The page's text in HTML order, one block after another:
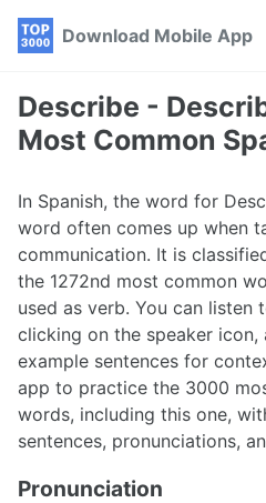
Skip
navigation
Skip
Skip
Download Mobile App
Describe -
Most Common
In Spanish, the word for
word often comes up when
communication. It is
the 1272nd most common
used as verb. You can
clicking on the speaker icon,
example sentences for
app to practice the 3000
words, including this one,
sentences, pronunciations,
Pronunciation